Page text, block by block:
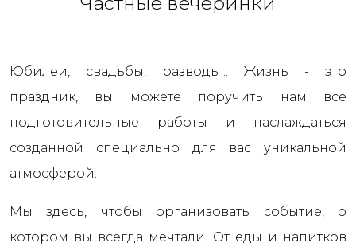
Юбилеи, свадьбы, разводы... Жизнь - это
праздник, вы можете поручить нам все
подготовительные работы и наслаждаться
созданной специально для вас уникальной
атмосферой.
Мы здесь, чтобы организовать событие, о
котором вы всегда мечтали. От еды и напитков